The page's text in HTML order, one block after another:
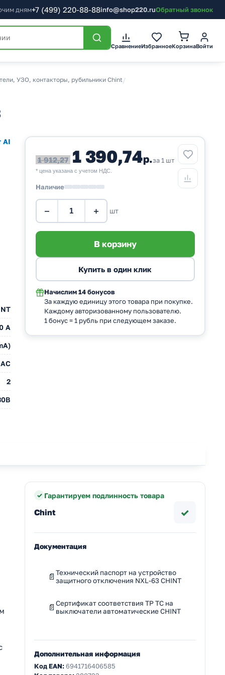
дням+7 (499) 220-88-88info@shop220.ruОбратный звонок
СравнениеИзбранноеКорзинаВойти
УЗО, контакторы, рубильники Chint/
AI
A
AC
2
1 912,27 1 390,74р.за 1 шт
* цена указана с учетом НДС.
Наличие
− + шт
Начислим 14 бонусов
За каждую единицу этого товара при покупке.
Каждому авторизованному пользователю.
1 бонус = 1 рубль при следующем заказе.
Гарантируем подлинность товара
Chint ✓
Документация
Технический паспорт на устройство
защитного отключения NXL-63 CHINT
Сертификат соответствия ТР ТС на
выключатели автоматические CHINT
Дополнительная информация
Код EAN:6941716406585